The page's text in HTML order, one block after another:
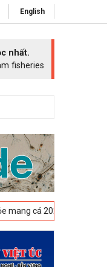
English
nhất.
fisheries
-23-04-2025